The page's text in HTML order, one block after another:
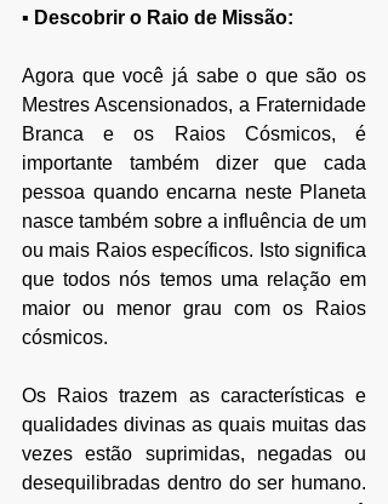
▪ Descobrir o Raio de Missão:
Agora que você já sabe o que são os
Mestres Ascensionados, a Fraternidade
Branca e os Raios Cósmicos, é
importante também dizer que cada
pessoa quando encarna neste Planeta
nasce também sobre a influência de um
ou mais Raios específicos. Isto significa
que todos nós temos uma relação em
maior ou menor grau com os Raios
cósmicos.
Os Raios trazem as características e
qualidades divinas as quais muitas das
vezes estão suprimidas, negadas ou
desequilibradas dentro do ser humano.